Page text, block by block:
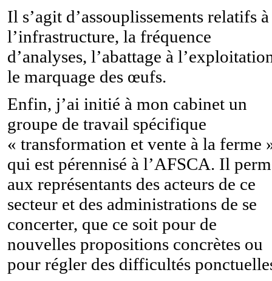
Il s’agit d’assouplissements relatifs à
l’infrastructure, la fréquence
d’analyses, l’abattage à
le marquage des œufs.
Enfin, j’ai initié à mon cabinet un
groupe de travail spécifique
« transformation et vente à la ferme
qui est pérennisé à l’AFSCA. Il
aux représentants des acteurs de ce
secteur et des administrations de se
concerter, que ce soit pour de
nouvelles propositions concrètes ou
pour régler des difficultés